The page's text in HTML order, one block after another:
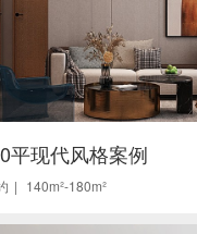
平现代风格案例
140m²-180m²